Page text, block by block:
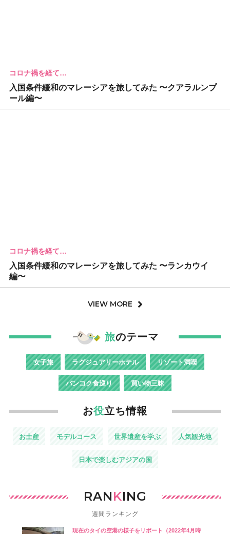
コロナ禍を経て…
入国条件緩和のマレーシアを旅してみた 〜クアラルンプ
ール編〜
コロナ禍を経て…
入国条件緩和のマレーシアを旅してみた 〜ランカウイ
編〜
VIEW MORE
旅のテーマ
女子旅 ラグジュアリーホテル リゾート満喫
バンコク食巡り 買い物三昧
お役立ち情報
お土産 モデルコース 世界遺産を学ぶ 人気観光地
日本で楽しむアジアの国
RANKING
週間ランキング
現在のタイの空港の様子をリポート（2022年4月時